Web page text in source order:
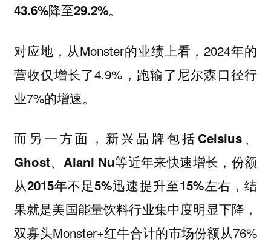
43.6%降至29.2%。
对应地，从Monster的业绩上看，2024年的
营收仅增长了4.9%，跑输了尼尔森口径行
业7%的增速。
而另一方面，新兴品牌包括Celsius、
Ghost、Alani Nu等近年来快速增长，份额
从2015年不足5%迅速提升至15%左右，结
果就是美国能量饮料行业集中度明显下降，
双寡头Monster+红牛合计的市场份额从76%